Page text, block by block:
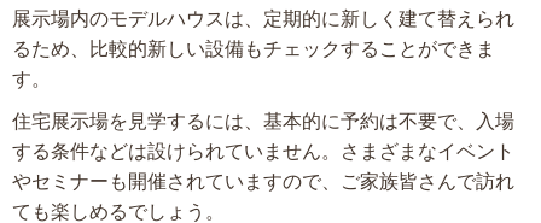
展示場内のモデルハウスは、定期的に新しく建て替えられ
るため、比較的新しい設備もチェックすることができま
す。
住宅展示場を見学するには、基本的に予約は不要で、入場
する条件などは設けられていません。さまざまなイベント
やセミナーも開催されていますので、ご家族皆さんで訪れ
ても楽しめるでしょう。